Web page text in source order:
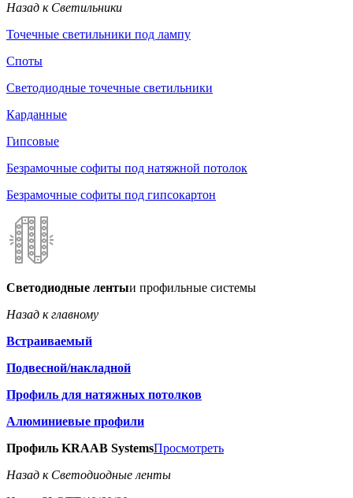
Назад к Светильники
Точечные светильники под лампу
Споты
Светодиодные точечные светильники
Карданные
Гипсовые
Безрамочные софиты под натяжной потолок
Безрамочные софиты под гипсокартон
Светодиодные лентыи профильные системы
Назад к главному
Встраиваемый
Подвесной/накладной
Профиль для натяжных потолков
Алюминиевые профили
Профиль KRAAB SystemsПросмотреть
Назад к Светодиодные ленты